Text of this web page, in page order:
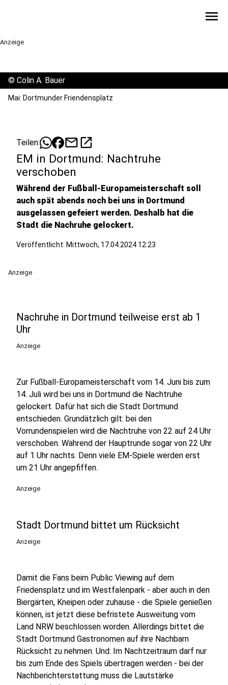
menu
Anzeige
© Colin A. Bauer
Mai: Dortmunder Friendensplatz
Teilen: mailopen_in_new
EM in Dortmund: Nachtruhe
verschoben
Während der Fußball-Europameisterschaft soll
auch spät abends noch bei uns in Dortmund
ausgelassen gefeiert werden. Deshalb hat die
Stadt die Nachruhe gelockert.
Veröffentlicht: Mittwoch, 17.04.2024 12:23
Anzeige
Nachruhe in Dortmund teilweise erst ab 1
Uhr
Anzeige
Zur Fußball-Europameisterschaft vom 14. Juni bis zum
14. Juli wird bei uns in Dortmund die Nachtruhe
gelockert. Dafür hat sich die Stadt Dortmund
entschieden. Grundätzlich gilt: bei den
Vorrundenspielen wird die Nachtruhe von 22 auf 24 Uhr
verschoben. Während der Hauptrunde sogar von 22 Uhr
auf 1 Uhr nachts. Denn viele EM-Spiele werden erst
um 21 Uhr angepfiffen.
Anzeige
Stadt Dortmund bittet um Rücksicht
Anzeige
Damit die Fans beim Public Viewing auf dem
Friedensplatz und im Westfalenpark - aber auch in den
Biergärten, Kneipen oder zuhause - die Spiele genießen
können, ist jetzt diese befristete Ausweitung vom
Land NRW beschlossen worden. Allerdings bittet die
Stadt Dortmund Gastronomen auf ihre Nachbarn
Rücksicht zu nehmen. Und: Im Nachtzeitraum darf nur
bis zum Ende des Spiels übertragen werden - bei der
Nachberichterstattung muss die Lautstärke